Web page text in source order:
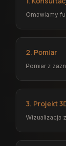
Omawiamy
2. Pomiar
Pomiar z
3. Projekt
Wizualizacja